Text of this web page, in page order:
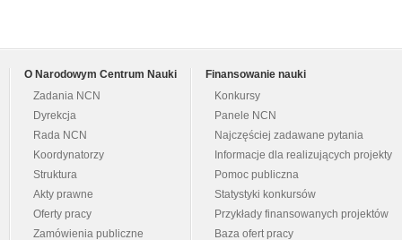
O Narodowym Centrum Nauki
Zadania NCN
Dyrekcja
Rada NCN
Koordynatorzy
Struktura
Akty prawne
Oferty pracy
Zamówienia publiczne
Finansowanie nauki
Konkursy
Panele NCN
Najczęściej zadawane pytania
Informacje dla realizujących projekty
Pomoc publiczna
Statystyki konkursów
Przykłady finansowanych projektów
Baza ofert pracy